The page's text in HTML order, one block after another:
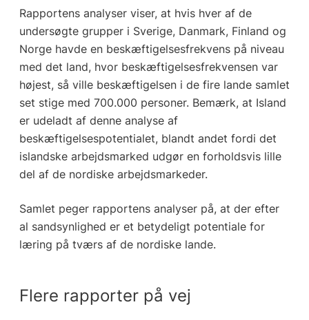
Rapportens analyser viser, at hvis hver af de
undersøgte grupper i Sverige, Danmark, Finland og
Norge havde en beskæftigelsesfrekvens på niveau
med det land, hvor beskæftigelsesfrekvensen var
højest, så ville beskæftigelsen i de fire lande samlet
set stige med 700.000 personer. Bemærk, at Island
er udeladt af denne analyse af
beskæftigelsespotentialet, blandt andet fordi det
islandske arbejdsmarked udgør en forholdsvis lille
del af de nordiske arbejdsmarkeder.
Samlet peger rapportens analyser på, at der efter
al sandsynlighed er et betydeligt potentiale for
læring på tværs af de nordiske lande.
Flere rapporter på vej